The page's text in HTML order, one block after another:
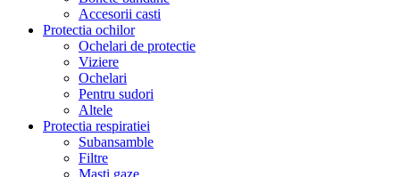
Accesorii casti
Protectia ochilor
Ochelari de protectie
Viziere
Ochelari
Pentru sudori
Altele
Protectia respiratiei
Subansamble
Filtre